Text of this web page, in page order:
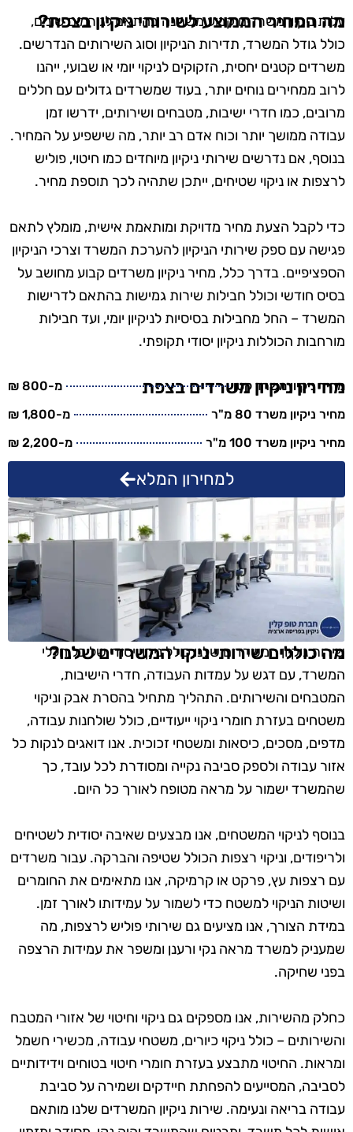
מה המחיר הממוצע לשירותי ניקיון בצפת?
עלות ניקיון משרדים קבוע משתנה בהתאם לגורמים שונים,
כולל גודל המשרד, תדירות הניקיון וסוג השירותים הנדרשים.
משרדים קטנים יחסית, הזקוקים לניקוי יומי או שבועי, ייהנו
לרוב ממחירים נוחים יותר, בעוד שמשרדים גדולים עם חללים
מרובים, כמו חדרי ישיבות, מטבחים ושירותים, ידרשו זמן
עבודה ממושך יותר וכוח אדם רב יותר, מה שישפיע על המחיר.
בנוסף, אם נדרשים שירותי ניקיון מיוחדים כמו חיטוי, פוליש
לרצפות או ניקוי שטיחים, ייתכן שתהיה לכך תוספת מחיר.
כדי לקבל הצעת מחיר מדויקת ומותאמת אישית, מומלץ לתאם
פגישה עם ספק שירותי הניקיון להערכת המשרד וצרכי הניקיון
הספציפיים. בדרך כלל, מחיר ניקיון משרדים קבוע מחושב על
בסיס חודשי וכולל חבילות שירות גמישות בהתאם לדרישות
המשרד – החל מחבילות בסיסיות לניקיון יומי, ועד חבילות
מורחבות הכוללות ניקיון יסודי תקופתי.
מחירון ניקיון משרדים בצפת
מחיר ניקיון משרד קטן
מ-800 ₪
מחיר ניקיון משרד 80 מ"ר
מ-1,800 ₪
מחיר ניקיון משרד 100 מ"ר
מ-2,200 ₪
למחירון המלא
מה כוללים שירותי ניקוי המשרדים שלנו?
שירות ניקיון המשרדים שלנו כולל ניקוי יסודי של כל חללי
המשרד, עם דגש על עמדות העבודה, חדרי הישיבות,
המטבחים והשירותים. התהליך מתחיל בהסרת אבק וניקוי
משטחים בעזרת חומרי ניקוי ייעודיים, כולל שולחנות עבודה,
מדפים, מסכים, כיסאות ומשטחי זכוכית. אנו דואגים לנקות כל
אזור עבודה ולספק סביבה נקייה ומסודרת לכל עובד, כך
שהמשרד ישמור על מראה מטופח לאורך כל היום.
בנוסף לניקוי המשטחים, אנו מבצעים שאיבה יסודית לשטיחים
ולריפודים, וניקוי רצפות הכולל שטיפה והברקה. עבור משרדים
עם רצפות עץ, פרקט או קרמיקה, אנו מתאימים את החומרים
ושיטות הניקוי למשטח כדי לשמור על עמידותו לאורך זמן.
במידת הצורך, אנו מציעים גם שירותי פוליש לרצפות, מה
שמעניק למשרד מראה נקי ורענן ומשפר את עמידות הרצפה
בפני שחיקה.
כחלק מהשירות, אנו מספקים גם ניקוי וחיטוי של אזורי המטבח
והשירותים – כולל ניקוי כיורים, משטחי עבודה, מכשירי חשמל
ומראות. החיטוי מתבצע בעזרת חומרי חיטוי בטוחים וידידותיים
לסביבה, המסייעים להפחתת חיידקים ושמירה על סביבת
עבודה בריאה ונעימה. שירות ניקיון המשרדים שלנו מותאם